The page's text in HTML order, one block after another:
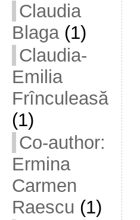
Claudia
Blaga(1)
Claudia-
Emilia
Frînculeasă
(1)
Co-author:
Ermina
Carmen
Raescu (1)